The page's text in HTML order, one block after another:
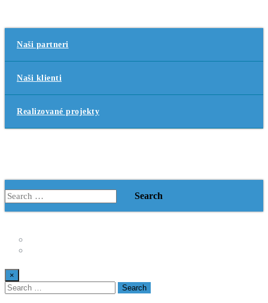
Naši partneri
Naši klienti
Realizované projekty
×